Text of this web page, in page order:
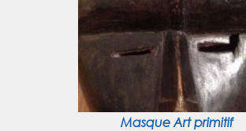
Masque Art primitif